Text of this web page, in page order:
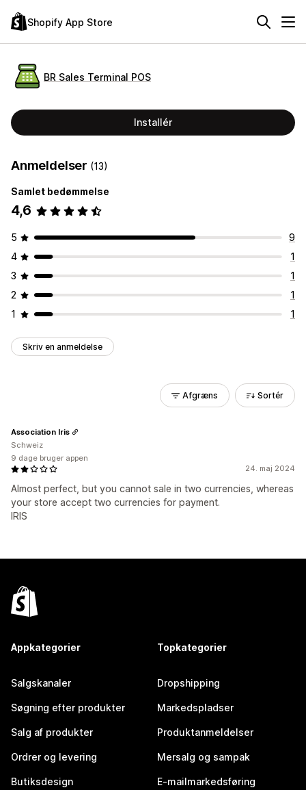
Shopify App Store
BR Sales Terminal POS
Installér
Anmeldelser (13)
Samlet bedømmelse
4,6
5
9
4
1
3
1
2
1
1
1
Skriv en anmeldelse
Afgræns Sortér
24. maj 2024
Almost perfect, but you cannot sale in two currencies, whereas
your store accept two currencies for payment.
IRIS
Association Iris
Schweiz
9 dage bruger appen
Appkategorier
Salgskanaler
Søgning efter produkter
Salg af produkter
Ordrer og levering
Butiksdesign
Topkategorier
Dropshipping
Markedspladser
Produktanmeldelser
Mersalg og sampak
E-mailmarkedsføring